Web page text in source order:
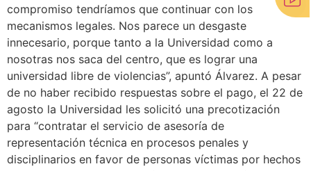
compromiso tendríamos que continuar con los
mecanismos legales. Nos parece un desgaste
innecesario, porque tanto a la Universidad como a
nosotras nos saca del centro, que es lograr una
universidad libre de violencias”, apuntó Álvarez. A pesar
de no haber recibido respuestas sobre el pago, el 22 de
agosto la Universidad les solicitó una precotización
para “contratar el servicio de asesoría de
representación técnica en procesos penales y
disciplinarios en favor de personas víctimas por hechos